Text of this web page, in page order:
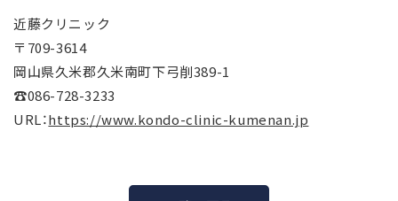
近藤クリニック
〒709-3614
岡山県久米郡久米南町下弓削389-1
☎086-728-3233
URL：https://www.kondo-clinic-kumenan.jp